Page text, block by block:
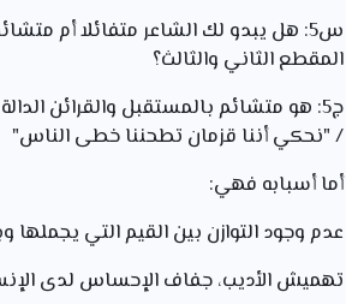
س5: هل يبدو لك الشاعر متفائلا أم
المقطع الثاني والثالث؟
ج5: هو متشائم بالمستقبل والقرائن
/ "نحكي أننا قزمان تطحننا خطى الناس"
أما أسبابه فهي:
عدم وجود التوازن بين القيم التي يجملها
تهميش الأديب، جفاف الإحساس لدى